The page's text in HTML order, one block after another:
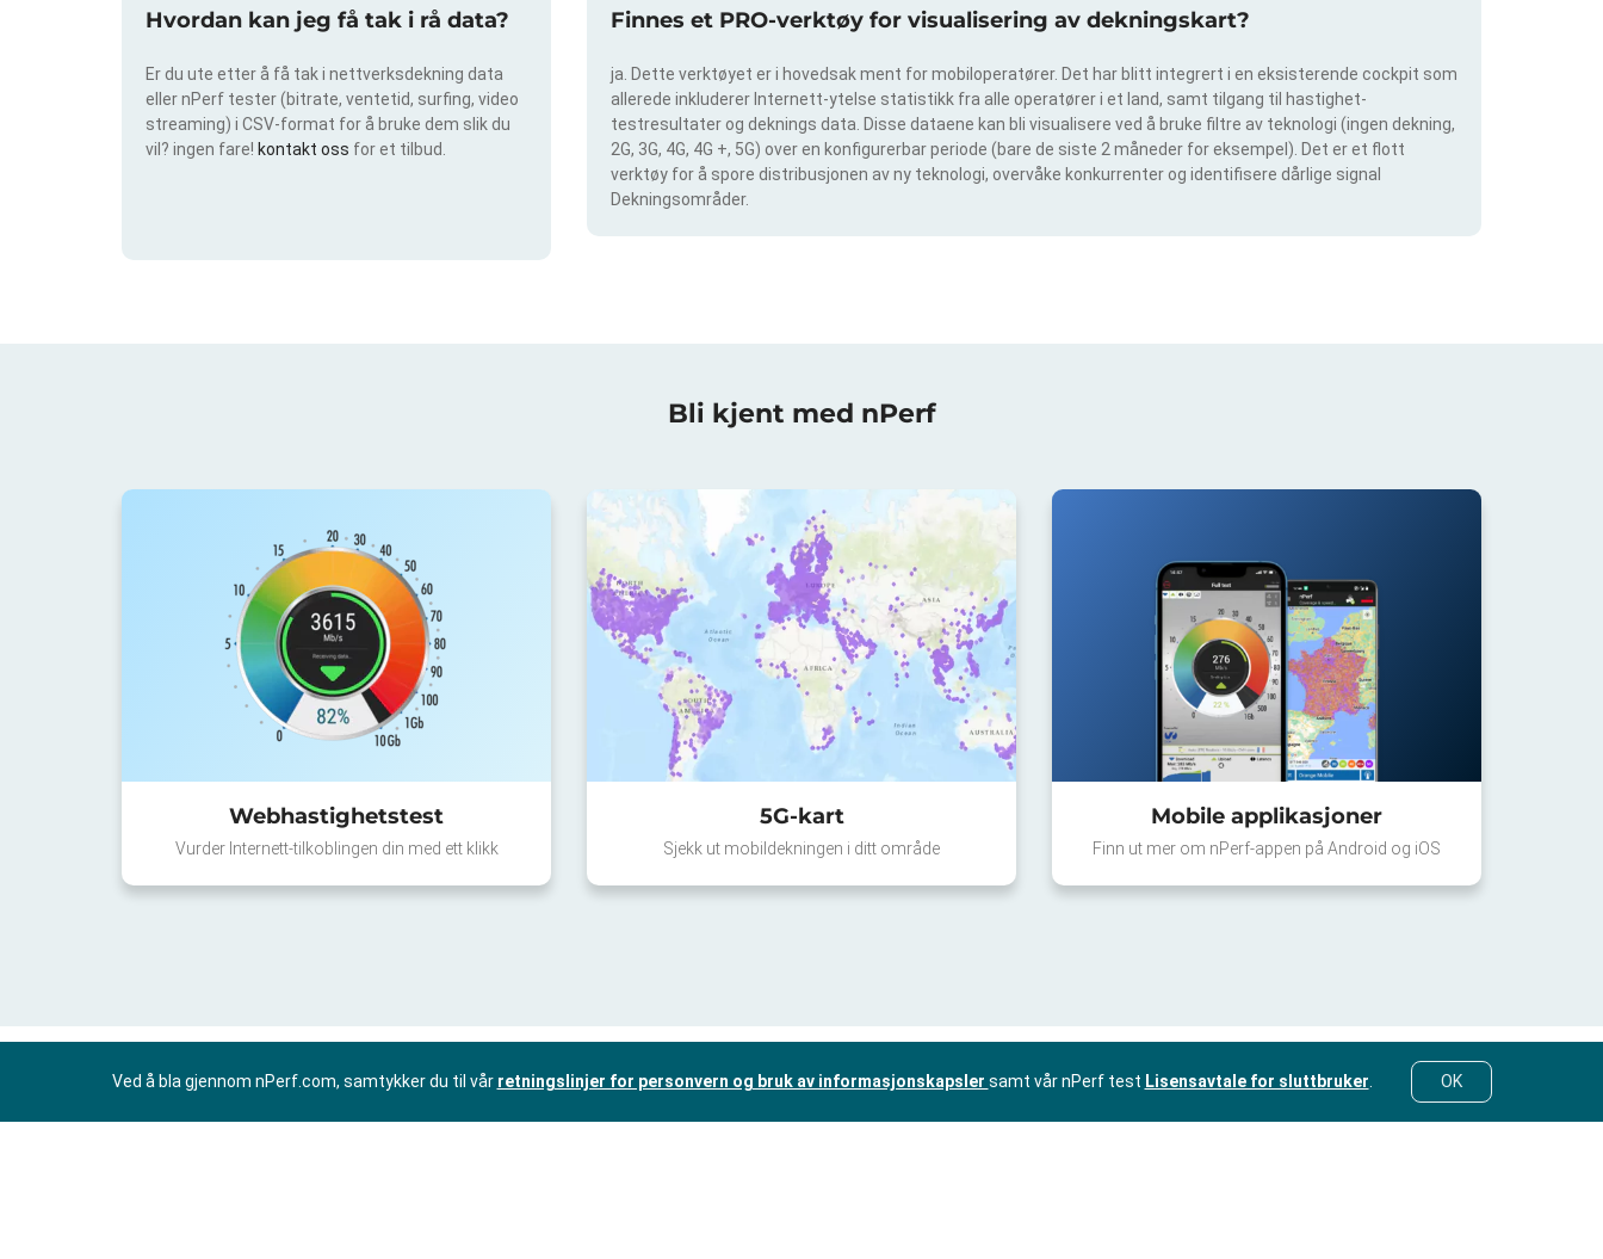
Hvordan kan jeg få tak i rå data?
Er du ute etter å få tak i nettverksdekning data
eller nPerf tester (bitrate, ventetid, surfing, video
streaming) i CSV-format for å bruke dem slik du
vil? ingen fare! kontakt oss for et tilbud.
Finnes et PRO-verktøy for visualisering av dekningskart?
ja. Dette verktøyet er i hovedsak ment for mobiloperatører. Det har blitt integrert i en eksisterende cockpit som
allerede inkluderer Internett-ytelse statistikk fra alle operatører i et land, samt tilgang til hastighet-
testresultater og deknings data. Disse dataene kan bli visualisere ved å bruke filtre av teknologi (ingen dekning,
2G, 3G, 4G, 4G +, 5G) over en konfigurerbar periode (bare de siste 2 måneder for eksempel). Det er et flott
verktøy for å spore distribusjonen av ny teknologi, overvåke konkurrenter og identifisere dårlige signal
Dekningsområder.
Bli kjent med nPerf
Webhastighetstest
Vurder Internett-tilkoblingen din med ett klikk
5G-kart
Sjekk ut mobildekningen i ditt område
Mobile applikasjoner
Finn ut mer om nPerf-appen på Android og iOS
Ved å bla gjennom nPerf.com, samtykker du til vår retningslinjer for personvern og bruk av informasjonskapsler samt vår nPerf test Lisensavtale for sluttbruker OK